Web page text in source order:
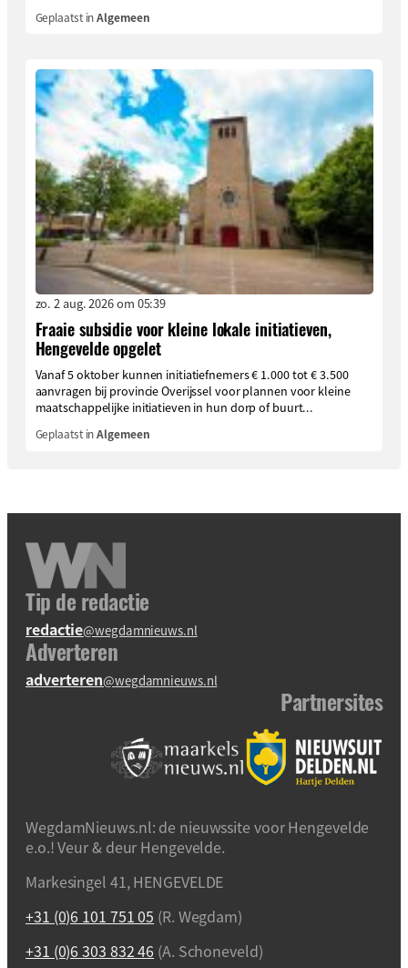
Geplaatst inAlgemeen
zo. 2 aug. 2026 om 05:39
Fraaie subsidie voor kleine lokale initiatieven,
Hengevelde opgelet
Vanaf 5 oktober kunnen initiatiefnemers € 1.000 tot € 3.500
aanvragen bij provincie Overijssel voor plannen voor kleine
maatschappelijke initiatieven in hun dorp of buurt...
Geplaatst inAlgemeen
Tip de redactie
redactie@wegdamnieuws.nl
Adverteren
adverteren@wegdamnieuws.nl
Partnersites
WegdamNieuws.nl: de nieuwssite voor Hengevelde
e.o.! Veur & deur Hengevelde.
Markesingel 41, HENGEVELDE
+31 (0)6 101 751 05 (R. Wegdam)
+31 (0)6 303 832 46 (A. Schoneveld)